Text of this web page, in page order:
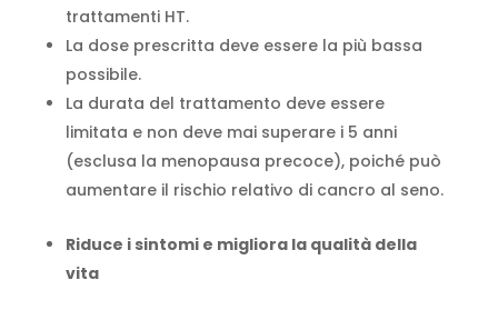
trattamenti HT.
La dose prescritta deve essere la più bassa
possibile.
La durata del trattamento deve essere
limitata e non deve mai superare i 5 anni
(esclusa la menopausa precoce), poiché può
aumentare il rischio relativo di cancro al seno.
Riduce i sintomi e migliora la qualità della
vita